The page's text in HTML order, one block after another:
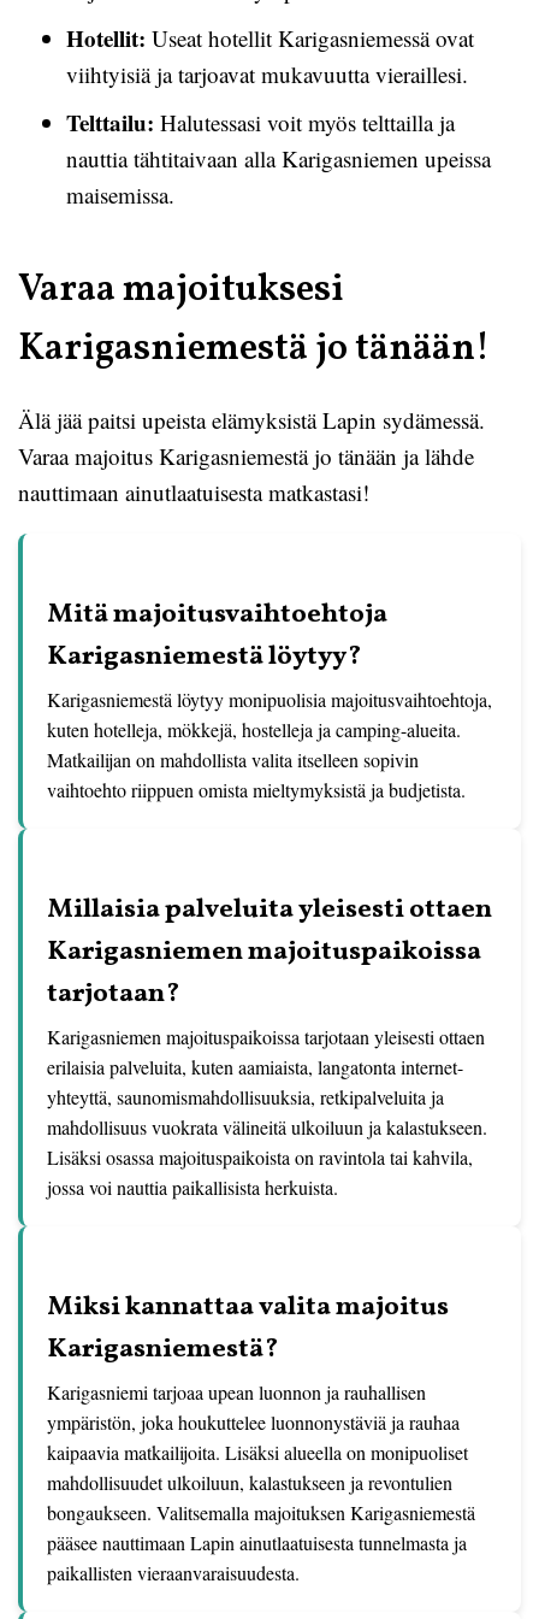
Hotellit: Useat hotellit Karigasniemessä ovat
viihtyisiä ja tarjoavat mukavuutta vieraillesi.
Telttailu: Halutessasi voit myös telttailla ja
nauttia tähtitaivaan alla Karigasniemen upeissa
maisemissa.
Varaa majoituksesi
Karigasniemestä jo tänään!
Älä jää paitsi upeista elämyksistä Lapin sydämessä.
Varaa majoitus Karigasniemestä jo tänään ja lähde
nauttimaan ainutlaatuisesta matkastasi!
Mitä majoitusvaihtoehtoja
Karigasniemestä löytyy?
Karigasniemestä löytyy monipuolisia majoitusvaihtoehtoja,
kuten hotelleja, mökkejä, hostelleja ja camping-alueita.
Matkailijan on mahdollista valita itselleen sopivin
vaihtoehto riippuen omista mieltymyksistä ja budjetista.
Millaisia palveluita yleisesti ottaen
Karigasniemen majoituspaikoissa
tarjotaan?
Karigasniemen majoituspaikoissa tarjotaan yleisesti ottaen
erilaisia palveluita, kuten aamiaista, langatonta internet-
yhteyttä, saunomismahdollisuuksia, retkipalveluita ja
mahdollisuus vuokrata välineitä ulkoiluun ja kalastukseen.
Lisäksi osassa majoituspaikoista on ravintola tai kahvila,
jossa voi nauttia paikallisista herkuista.
Miksi kannattaa valita majoitus
Karigasniemestä?
Karigasniemi tarjoaa upean luonnon ja rauhallisen
ympäristön, joka houkuttelee luonnonystäviä ja rauhaa
kaipaavia matkailijoita. Lisäksi alueella on monipuoliset
mahdollisuudet ulkoiluun, kalastukseen ja revontulien
bongaukseen. Valitsemalla majoituksen Karigasniemestä
pääsee nauttimaan Lapin ainutlaatuisesta tunnelmasta ja
paikallisten vieraanvaraisuudesta.